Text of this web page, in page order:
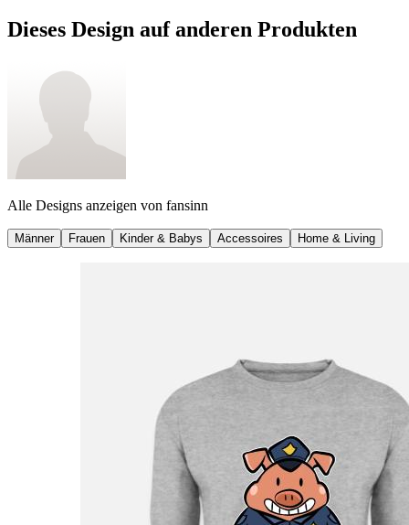
Dieses Design auf anderen Produkten
Alle Designs anzeigen von fansinn
Männer Frauen Kinder & Babys Accessoires Home & Living